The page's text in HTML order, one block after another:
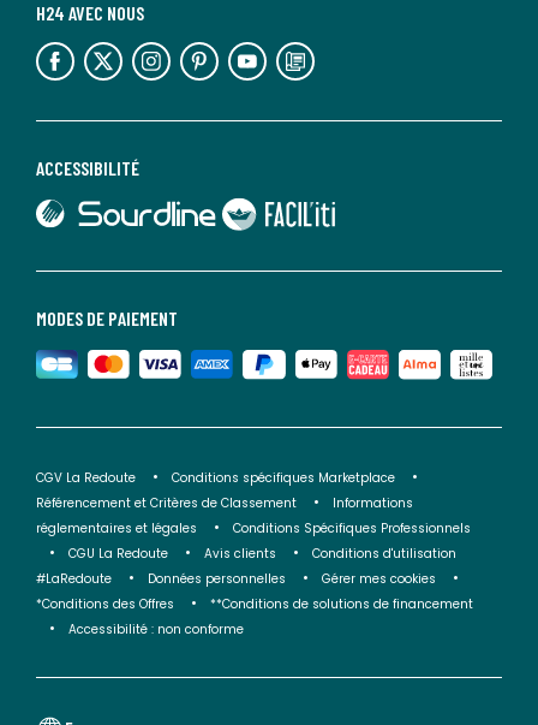
MODES DE PAIEMENT
ACCESSIBILITÉ
lien vers Sourdline
lien vers Faciliti
H24 AVEC NOUS
lien vers l'espace réseaux sociaux lien vers l'espace réseaux sociaux lien vers l'espace réseaux sociaux lien vers l'espace réseaux sociaux lien vers l'espace réseaux sociaux lien vers le blog la redoute
CGV La Redoute
Conditions spécifiques Marketplace
Référencement et Critères de Classement
Informations
réglementaires et légales
Conditions Spécifiques Professionnels
CGU La Redoute
Avis clients
Conditions d'utilisation
#LaRedoute
Données personnelles
Gérer mes cookies
*Conditions des Offres
**Conditions de solutions de financement
Accessibilité : non conforme